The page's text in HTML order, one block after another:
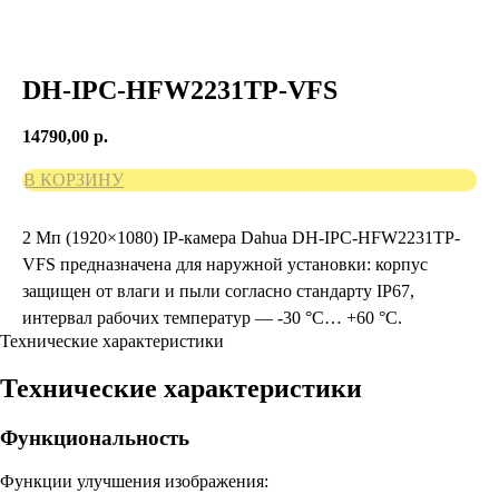
DH-IPC-HFW2231TP-VFS
14790,00 р.
В КОРЗИНУ
2 Мп (1920×1080) IP-камера Dahua DH-IPC-HFW2231TP-
VFS предназначена для наружной установки: корпус
защищен от влаги и пыли согласно стандарту IP67,
интервал рабочих температур — -30 °C… +60 °C.
Технические характеристики
Технические характеристики
Функциональность
Функции улучшения изображения: